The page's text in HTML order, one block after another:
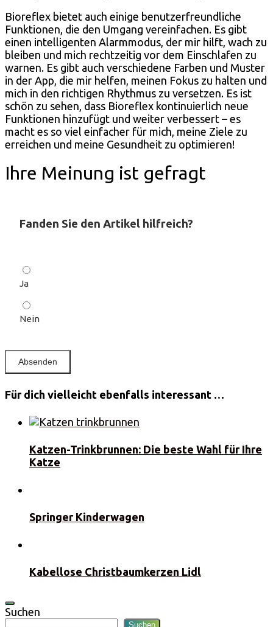
Bioreflex bietet auch einige benutzerfreundliche
Funktionen, die den Umgang vereinfachen. Es gibt
einen intelligenten Alarmmodus, der mir hilft, wach zu
bleiben und mich rechtzeitig vor dem Einschlafen zu
warnen. Es gibt auch verschiedene Farben und Muster
in der App, die mir helfen, meinen Fokus zu halten und
mich in den richtigen Rhythmus zu versetzen. Es ist
schön zu sehen, dass Bioreflex kontinuierlich neue
Funktionen hinzufügt und weiter verbessert – es
macht es so viel einfacher für mich, meine Ziele zu
erreichen und meine Gesundheit zu optimieren!
Ihre Meinung ist gefragt
Fanden Sie den Artikel hilfreich?
Ja
Nein
Für dich vielleicht ebenfalls interessant …
Katzen-Trinkbrunnen: Die beste Wahl für Ihre
Katze
Springer Kinderwagen
Kabellose Christbaumkerzen Lidl
Suchen
Suchen